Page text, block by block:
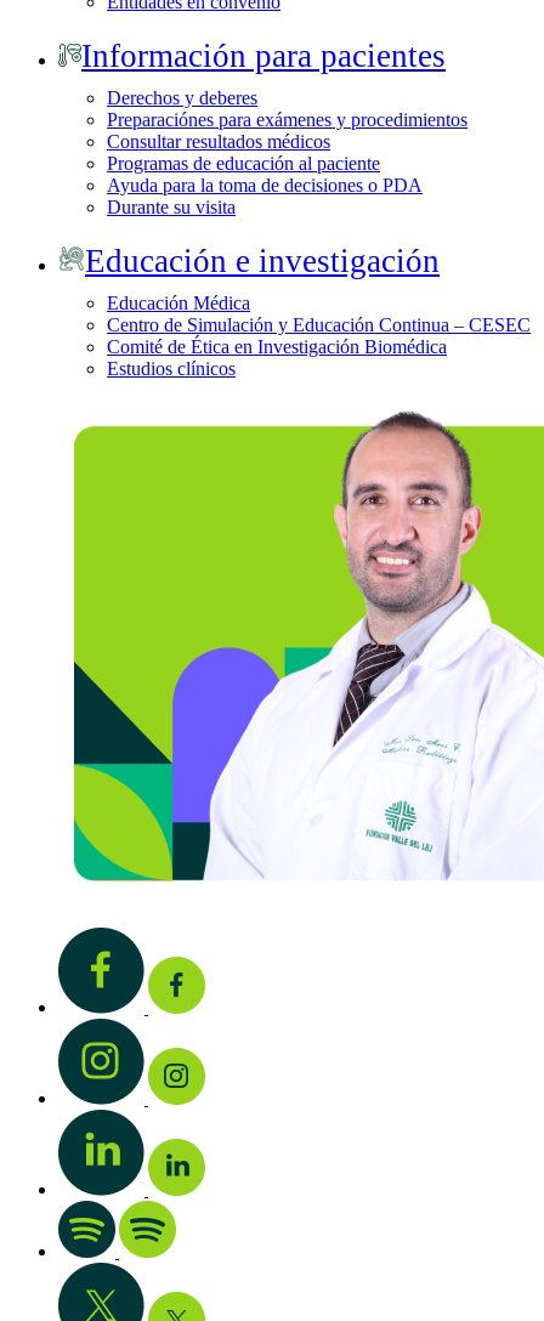
Información para pacientes
Derechos y deberes
Preparaciónes para exámenes y procedimientos
Consultar resultados médicos
Programas de educación al paciente
Ayuda para la toma de decisiones o PDA
Durante su visita
Educación e investigación
Educación Médica
Centro de Simulación y Educación Continua – CESEC
Comité de Ética en Investigación Biomédica
Estudios clínicos